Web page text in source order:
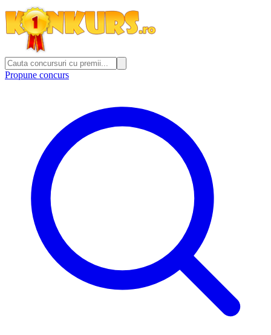
Propune concurs